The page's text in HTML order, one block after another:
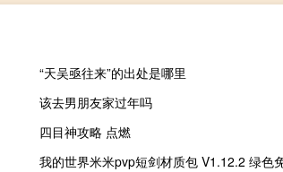
“天吴亟往来”的出处是哪里
该去男朋友家过年吗
四目神攻略 点燃